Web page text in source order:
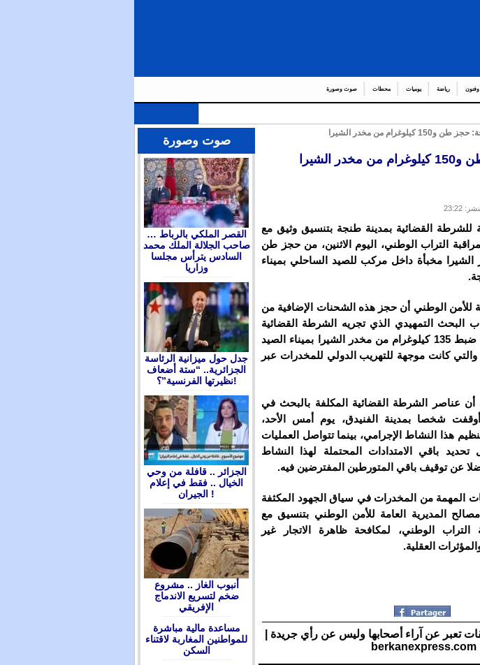
وفنون رياضة يوميات محطات صوت وصورة
العمال و_
و150 كيلوغرام من مخدر الشيرا
الشيرا
للشرطة القضائية بمدينة طنجة بتنسيق وثيق مع
التراب الوطني، اليوم الاثنين، من حجز طن
الشيرا مخبأة داخل مركب للصيد الساحلي بميناء
للأمن الوطني أن حجز هذه الشحنات الإضافية من
البحث التمهيدي الذي تجريه الشرطة القضائية
بمدينة طنجة على خلفية ضبط 135 كيلوغرام من مخدر الشيرا بميناء الصيد
والتي كانت موجهة للتهريب الدولي للمخدرات عبر
أن عناصر الشرطة القضائية المكلفة بالبحث في
شخصا بمدينة الفنيدق، يوم أمس الأحد،
هذا النشاط الإجرامي، بينما تتواصل العمليات
تحديد باقي الامتدادات المحتملة لهذا النشاط
فضلا عن توقيف باقي المتورطين المفترضين فيه.
المهمة من المخدرات في سياق الجهود المكثفة
مصالح المديرية العامة للأمن الوطني بتنسيق مع
التراب الوطني، لمكافحة ظاهرة الاتجار غير
العقلية.
تعبر عن آراء أصحابها وليس عن رأي جريدة |
berkanexpress.com
صوت وصورة
القصر الملكي بالرباط …
صاحب الجلالة الملك محمد
السادس يترأس مجلسا
وزاريا
جدل حول ميزانية الرئاسة
الجزائرية.. “ستة أضعاف
نظيرتها الفرنسية”؟!
الجزائر .. قافلة من وحي
الخيال .. فقط في إعلام
الجيران !
أنبوب الغاز .. مشروع
ضخم لتسريع الاندماج
الإفريقي
مساعدة مالية مباشرة
للمواطنين المغاربة لاقتناء
السكن